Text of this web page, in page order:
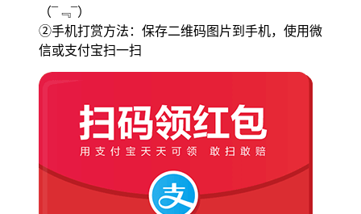
（¯﹃¯）
②手机打赏方法：保存二维码图片到手机，使用微
信或支付宝扫一扫